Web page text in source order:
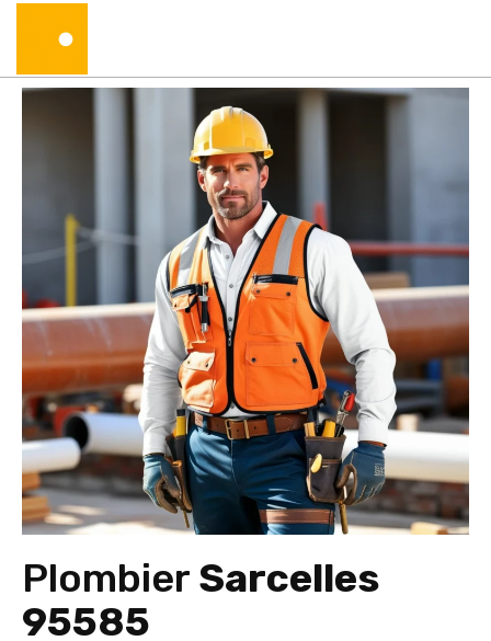
Plombier Sarcelles
95585